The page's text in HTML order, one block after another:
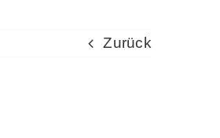
Zurück